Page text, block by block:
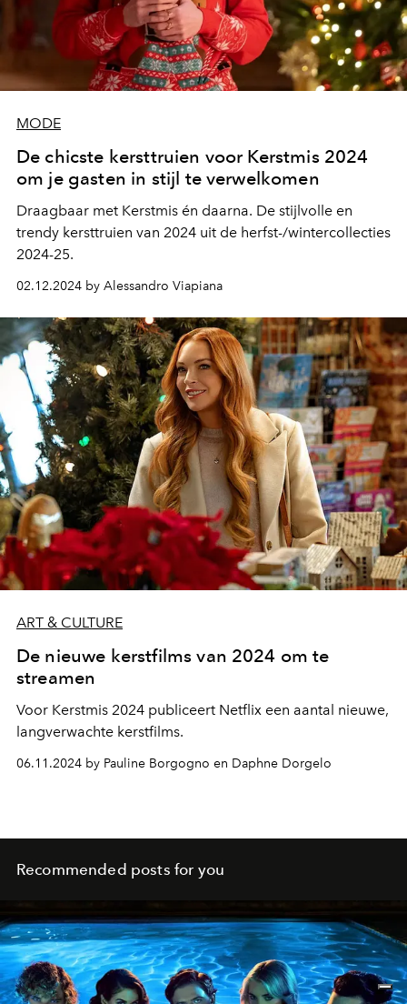
MODE
De chicste kersttruien voor Kerstmis 2024
om je gasten in stijl te verwelkomen
Draagbaar met Kerstmis én daarna. De stijlvolle en
trendy kersttruien van 2024 uit de herfst-/wintercollecties
2024-25.
02.12.2024 by Alessandro Viapiana
ART & CULTURE
De nieuwe kerstfilms van 2024 om te
streamen
Voor Kerstmis 2024 publiceert Netflix een aantal nieuwe,
langverwachte kerstfilms.
06.11.2024 by Pauline Borgogno en Daphne Dorgelo
Recommended posts for you